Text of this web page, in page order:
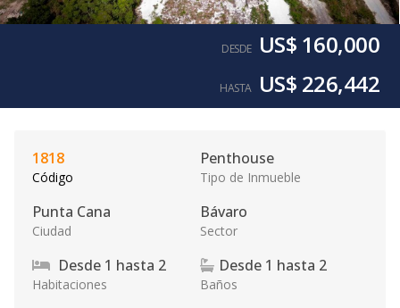
DESDE US$ 160,000
HASTA US$ 226,442
1818
Código
Penthouse
Tipo de Inmueble
Punta Cana
Ciudad
Bávaro
Sector
Desde 1 hasta 2
Habitaciones
Desde 1 hasta 2
Baños